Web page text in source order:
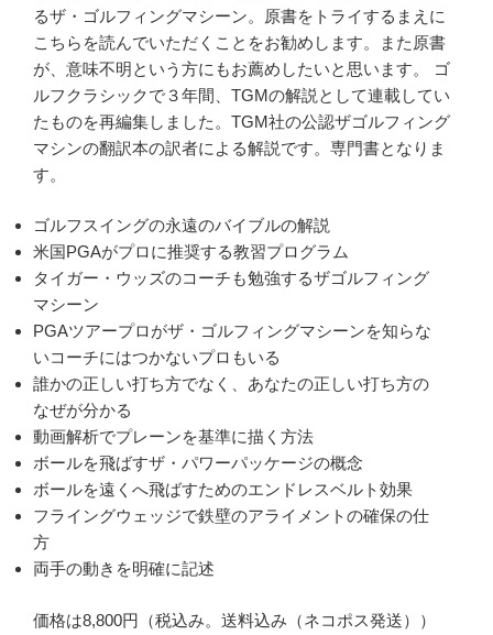
るザ・ゴルフィングマシーン。原書をトライするまえに
こちらを読んでいただくことをお勧めします。また原書
が、意味不明という方にもお薦めしたいと思います。 ゴ
ルフクラシックで３年間、TGMの解説として連載してい
たものを再編集しました。TGM社の公認ザゴルフィング
マシンの翻訳本の訳者による解説です。専門書となりま
す。
ゴルフスイングの永遠のバイブルの解説
米国PGAがプロに推奨する教習プログラム
タイガー・ウッズのコーチも勉強するザゴルフィング
マシーン
PGAツアープロがザ・ゴルフィングマシーンを知らな
いコーチにはつかないプロもいる
誰かの正しい打ち方でなく、あなたの正しい打ち方の
なぜが分かる
動画解析でプレーンを基準に描く方法
ボールを飛ばすザ・パワーパッケージの概念
ボールを遠くへ飛ばすためのエンドレスベルト効果
フライングウェッジで鉄壁のアライメントの確保の仕
方
両手の動きを明確に記述
価格は8,800円（税込み。送料込み（ネコポス発送））